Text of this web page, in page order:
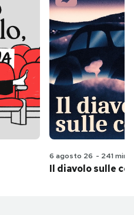
6 agosto 26 - 241 min
Il diavolo sulle